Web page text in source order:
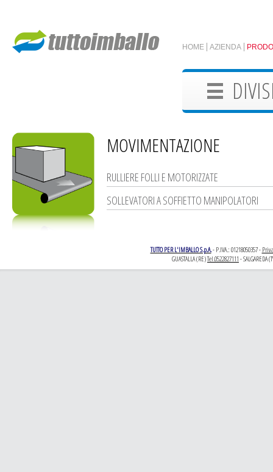
HOME AZIENDA
MOVIMENTAZIONE
RULLIERE FOLLI E MOTORIZZATE
SOLLEVATORI A SOFFIETTO MANIPOLATORI
TUTTO PER L'IMBALLO S.p.A.- P.IVA.: 01218050357 -
GUASTALLA (RE)Tel.0522827111 - SALGAREDA